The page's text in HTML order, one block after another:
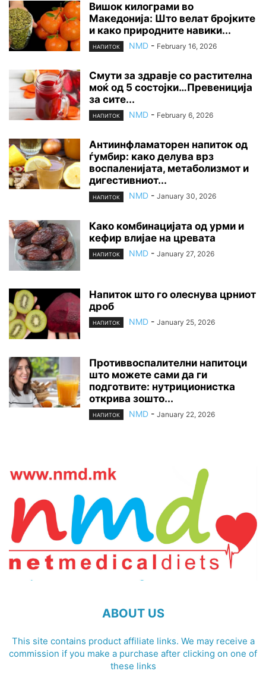
Вишок килограми во
Македонија: Што велат бројките
и како природните навики...
НАПИТОК NMD - February 16, 2026
Смути за здравје со растителна
моќ од 5 состојки…Превениција
за сите...
НАПИТОК NMD - February 6, 2026
Антиинфламаторен напиток од
ѓумбир: како делува врз
воспаленијата, метаболизмот и
дигестивниот...
НАПИТОК NMD - January 30, 2026
Како комбинацијата од урми и
кефир влијае на цревата
НАПИТОК NMD - January 27, 2026
Напиток што го олеснува црниот
дроб
НАПИТОК NMD - January 25, 2026
Противвоспалителни напитоци
што можете сами да ги
подготвите: нутриционистка
открива зошто...
НАПИТОК NMD - January 22, 2026
ABOUT US
This site contains product affiliate links. We may receive a
commission if you make a purchase after clicking on one of
these links